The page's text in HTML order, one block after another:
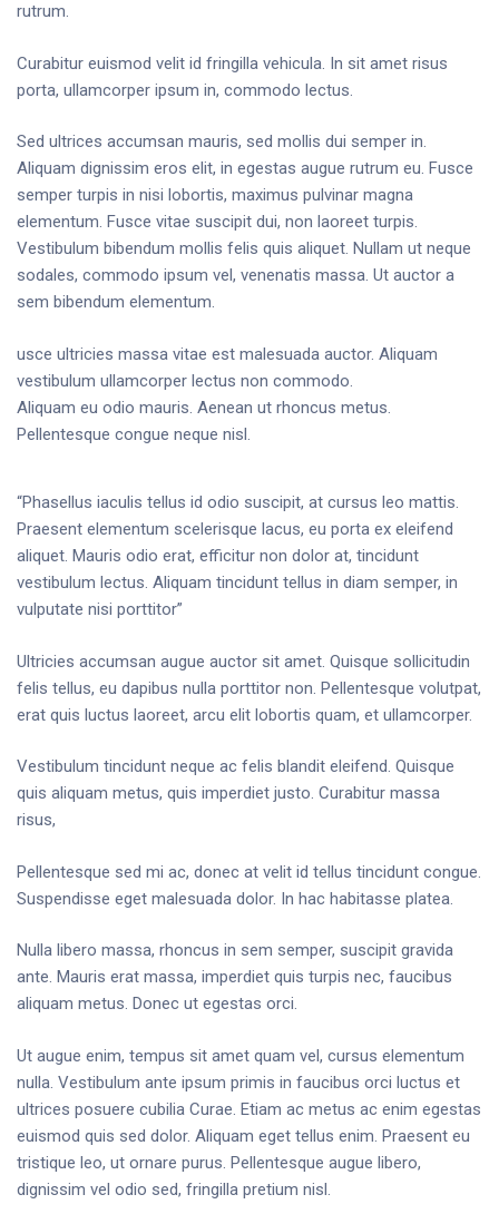
rutrum.
Curabitur euismod velit id fringilla vehicula. In sit amet risus
porta, ullamcorper ipsum in, commodo lectus.
Sed ultrices accumsan mauris, sed mollis dui semper in.
Aliquam dignissim eros elit, in egestas augue rutrum eu. Fusce
semper turpis in nisi lobortis, maximus pulvinar magna
elementum. Fusce vitae suscipit dui, non laoreet turpis.
Vestibulum bibendum mollis felis quis aliquet. Nullam ut neque
sodales, commodo ipsum vel, venenatis massa. Ut auctor a
sem bibendum elementum.
usce ultricies massa vitae est malesuada auctor. Aliquam
vestibulum ullamcorper lectus non commodo.
Aliquam eu odio mauris. Aenean ut rhoncus metus.
Pellentesque congue neque nisl.
“Phasellus iaculis tellus id odio suscipit, at cursus leo mattis.
Praesent elementum scelerisque lacus, eu porta ex eleifend
aliquet. Mauris odio erat, efficitur non dolor at, tincidunt
vestibulum lectus. Aliquam tincidunt tellus in diam semper, in
vulputate nisi porttitor”
Ultricies accumsan augue auctor sit amet. Quisque sollicitudin
felis tellus, eu dapibus nulla porttitor non. Pellentesque volutpat,
erat quis luctus laoreet, arcu elit lobortis quam, et ullamcorper.
Vestibulum tincidunt neque ac felis blandit eleifend. Quisque
quis aliquam metus, quis imperdiet justo. Curabitur massa
risus,
Pellentesque sed mi ac, donec at velit id tellus tincidunt congue.
Suspendisse eget malesuada dolor. In hac habitasse platea.
Nulla libero massa, rhoncus in sem semper, suscipit gravida
ante. Mauris erat massa, imperdiet quis turpis nec, faucibus
aliquam metus. Donec ut egestas orci.
Ut augue enim, tempus sit amet quam vel, cursus elementum
nulla. Vestibulum ante ipsum primis in faucibus orci luctus et
ultrices posuere cubilia Curae. Etiam ac metus ac enim egestas
euismod quis sed dolor. Aliquam eget tellus enim. Praesent eu
tristique leo, ut ornare purus. Pellentesque augue libero,
dignissim vel odio sed, fringilla pretium nisl.